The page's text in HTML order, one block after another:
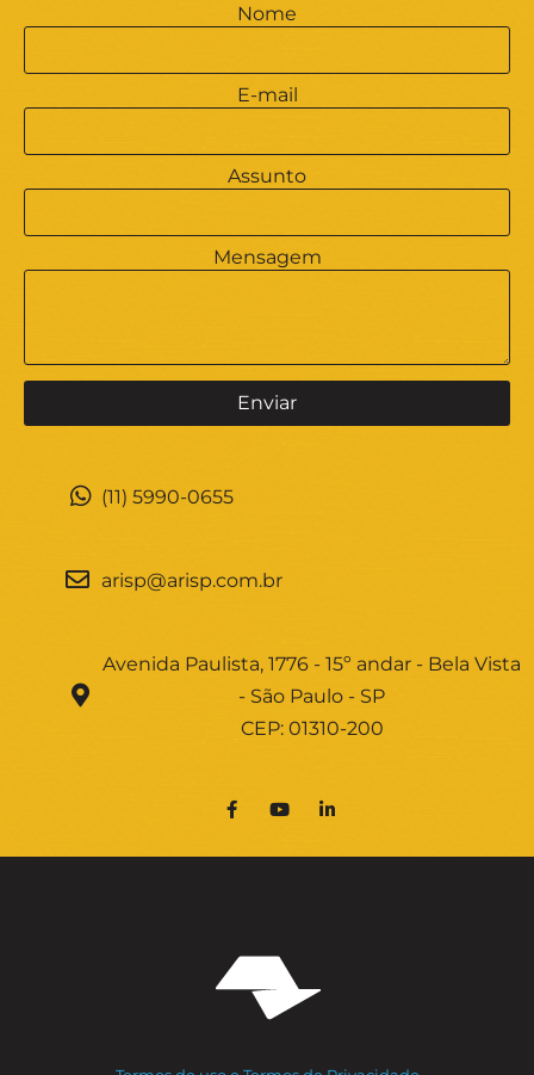
Nome
E-mail
Assunto
Mensagem
(11) 5990-0655
arisp@arisp.com.br
Avenida Paulista, 1776 - 15º andar - Bela Vista
- São Paulo - SP
CEP: 01310-200